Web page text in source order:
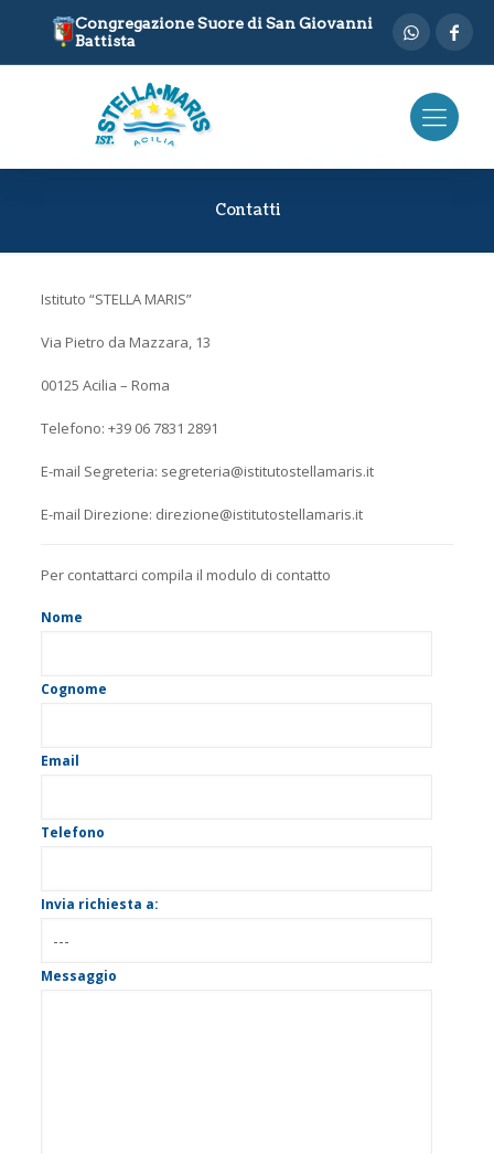
Congregazione Suore di San Giovanni
Battista
Contatti
Istituto “STELLA MARIS”
Via Pietro da Mazzara, 13
00125 Acilia – Roma
Telefono: ‎+39 06 7831 2891
E-mail Segreteria: segreteria@istitutostellamaris.it
E-mail Direzione: direzione@istitutostellamaris.it
Per contattarci compila il modulo di contatto
Nome
Cognome
Email
Telefono
Invia richiesta a:
Messaggio